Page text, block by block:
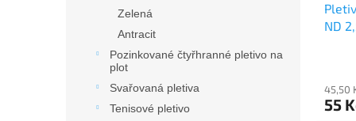
Zelená
Antracit
Pozinkované čtyřhranné pletivo na
plot
Svařovaná pletiva
Tenisové pletivo
ND
45,50
55